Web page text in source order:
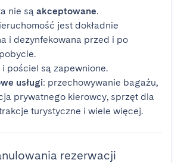
nie są akceptowane.
jest dokładnie
i dezynfekowana przed i po
i pościel są zapewnione.
usługi: przechowywanie bagażu,
prywatnego kierowcy, sprzęt dla
turystyczne i wiele więcej.
rezerwacji